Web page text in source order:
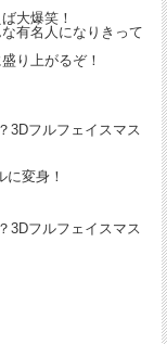
大爆笑！
有名人になりきって
り上がるぞ！
3Dフルフェイスマス
変身！
3Dフルフェイスマス